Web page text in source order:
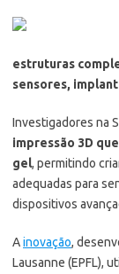
estruturas
sensores,
Investigadores na
impressão 3D
gel, permitindo
adequadas para
dispositivos
Ainovação,
Lausanne (EPFL),